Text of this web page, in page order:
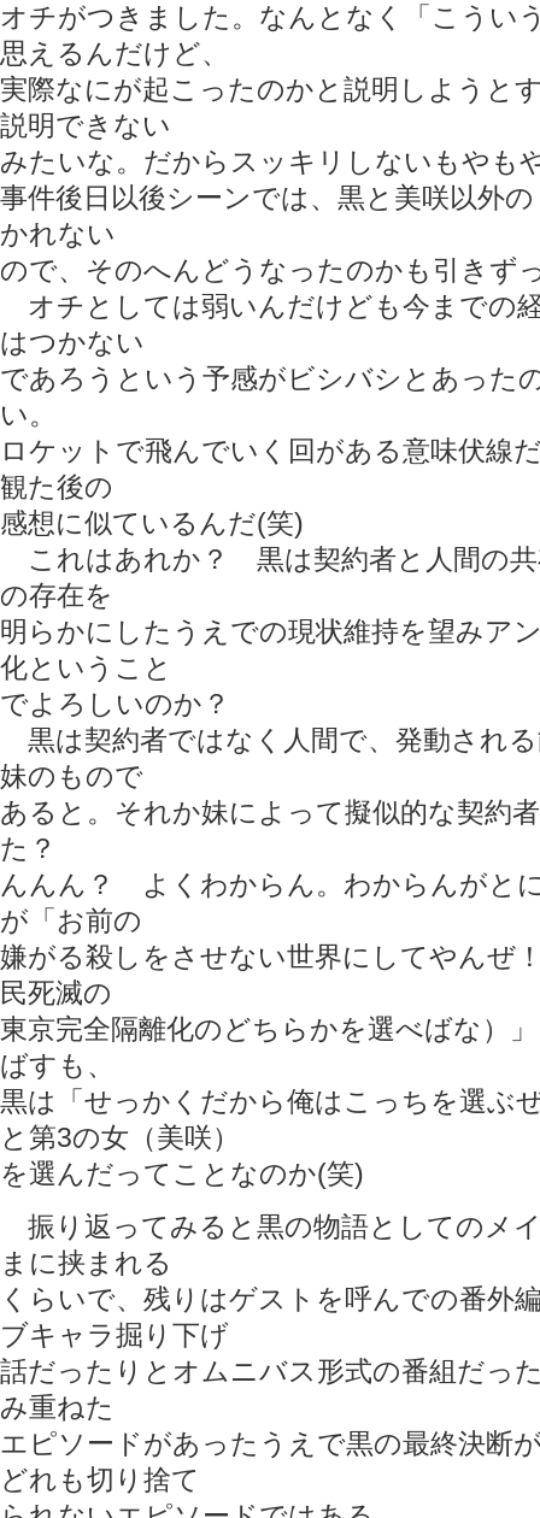
オチがつきました。なんとなく「こうい
思えるんだけど、
実際なにが起こったのかと説明しようと
説明できない
みたいな。だからスッキリしないもやも
事件後日以後シーンでは、黒と美咲以外
かれない
ので、そのへんどうなったのかも引きず
オチとしては弱いんだけども今までの
はつかない
であろうという予感がビシバシとあった
い。
ロケットで飛んでいく回がある意味伏線
観た後の
感想に似ているんだ(笑)
これはあれか？ 黒は契約者と人間の共
の存在を
明らかにしたうえでの現状維持を望みア
化ということ
でよろしいのか？
黒は契約者ではなく人間で、発動され
妹のもので
あると。それか妹によって擬似的な契約
た？
んんん？ よくわからん。わからんがと
が「お前の
嫌がる殺しをさせない世界にしてやんぜ
民死滅の
東京完全隔離化のどちらかを選べばな）
ばすも、
黒は「せっかくだから俺はこっちを選ぶ
と第3の女（美咲）
を選んだってことなのか(笑)
振り返ってみると黒の物語としてのメ
まに挟まれる
くらいで、残りはゲストを呼んでの番外
ブキャラ掘り下げ
話だったりとオムニバス形式の番組だっ
み重ねた
エピソードがあったうえで黒の最終決断
どれも切り捨て